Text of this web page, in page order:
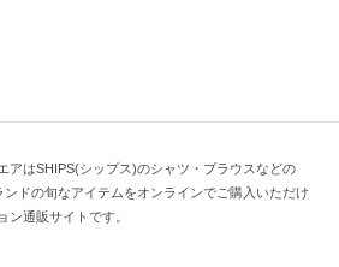
アはSHIPS(シップス)のシャツ・ブラウスなどの
ドの旬なアイテムをオンラインでご購入いただけ
ン通販サイトです。